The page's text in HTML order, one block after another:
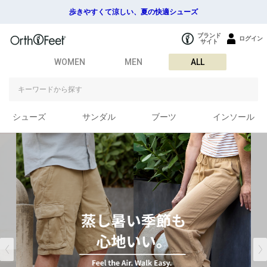
歩きやすくて涼しい、夏の快適シューズ
シューズ サンダル ブーツ インソール
ブランド
サイト
ログイン
WOMEN MEN ALL